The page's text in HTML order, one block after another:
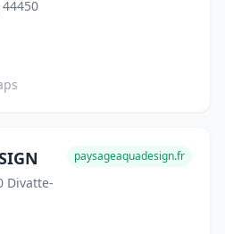
Divatte-
paysageaquadesign.fr